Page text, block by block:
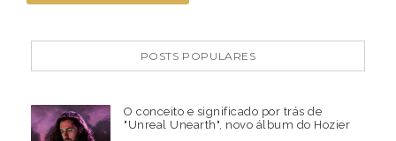
POSTS POPULARES
O conceito e significado por trás de
"Unreal Unearth", novo álbum do Hozier